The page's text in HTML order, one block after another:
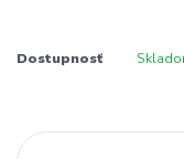
Dostupnosť